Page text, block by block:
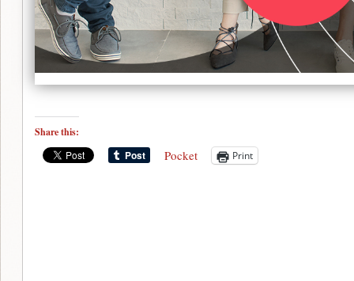
Share this:
Pocket Print